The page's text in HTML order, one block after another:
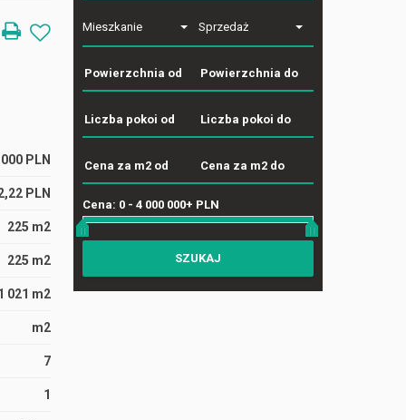
PLN
PLN
225 m2
225 m2
021 m2
m2
7
1
Mieszkanie Sprzedaż
Cena: 0 - 4 000 000+ PLN